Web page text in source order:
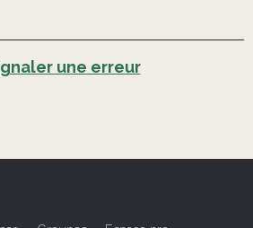
une erreur